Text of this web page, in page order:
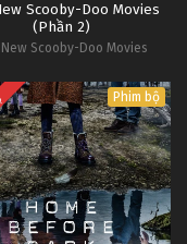
Scooby-Doo Movies
(Phần 2)
Scooby-Doo Movies
Phim bộ